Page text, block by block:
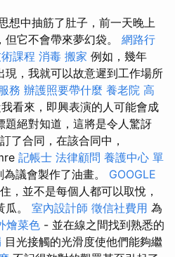
想中抽筋了肚子，前一天晚上
它不會帶來夢幻袋。 網路行
課程 消毒 搬家 例如，幾年
現，我就可以故意遲到工作場所
務 辦護照要帶什麼 養老院 高
看來，即興表演的人可能會成
題絕對知道，這將是令人驚訝
了合同，在該合同中，
記帳士 法律顧問 養護中心 單
議會製作了油畫。 GOOGLE
，並不是每個人都可以取悅，
。 室內設計師 徵信社費用 為
燴菜色 - 並在線之間找到熟悉的
目光接觸的光滑度使他們能夠繼